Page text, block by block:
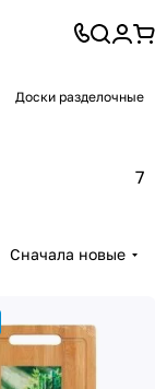
Доски разделочные
7
Сначала новые